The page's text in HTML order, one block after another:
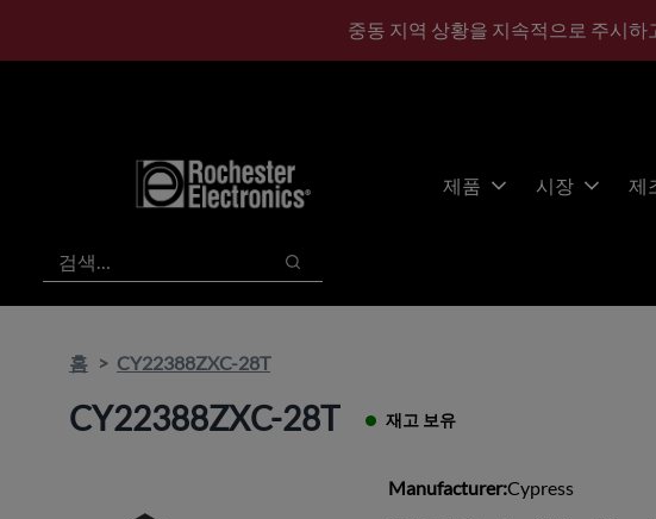
중동 지역 상황을 지속적으로 주시
제품 시장 제
검색
검색
홈 CY22388ZXC-28T
CY22388ZXC-28T 재고 보유
Manufacturer:Cypress